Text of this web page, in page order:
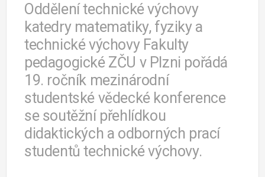
Oddělení technické výchovy
katedry matematiky, fyziky a
technické výchovy Fakulty
pedagogické ZČU v Plzni pořádá
19. ročník mezinárodní
studentské vědecké konference
se soutěžní přehlídkou
didaktických a odborných prací
studentů technické výchovy.